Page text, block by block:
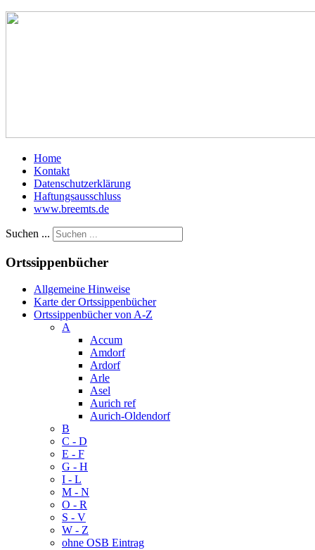
Home
Kontakt
Datenschutzerklärung
Haftungsausschluss
www.breemts.de
Suchen ...
Ortssippenbücher
Allgemeine Hinweise
Karte der Ortssippenbücher
Ortssippenbücher von A-Z
A
Accum
Amdorf
Ardorf
Arle
Asel
Aurich ref
Aurich-Oldendorf
B
C - D
E - F
G - H
I - L
M - N
O - R
S - V
W - Z
ohne OSB Eintrag